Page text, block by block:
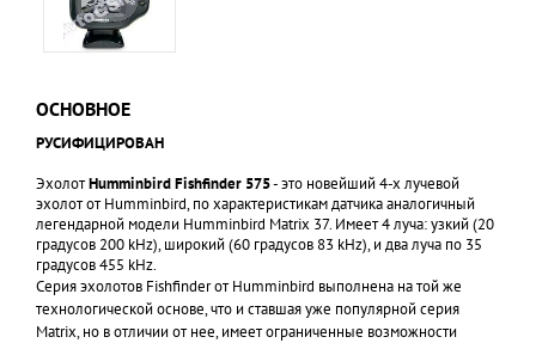
ОСНОВНОЕ
РУСИФИЦИРОВАН
ЭхолотHumminbird Fishfinder 575- это новейший 4-х лучевой
эхолот от Humminbird, по характеристикам датчика аналогичный
легендарной модели Humminbird Matrix 37. Имеет 4 луча: узкий (20
градусов 200 kHz), широкий (60 градусов 83 kHz), и два луча по 35
градусов 455 kHz.
Серия эхолотов Fishfinder от Humminbird выполнена на той же
технологической основе, что и ставшая уже популярной серия
Matrix, но в отличии от нее, имеет ограниченные возможности